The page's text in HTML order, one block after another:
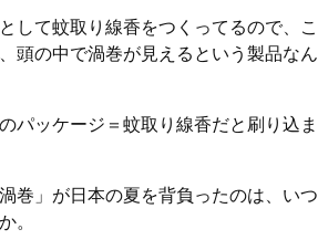
して蚊取り線香をつくってるので、こ
頭の中で渦巻が見えるという製品なん
パッケージ＝蚊取り線香だと刷り込ま
巻」が日本の夏を背負ったのは、いつ
。